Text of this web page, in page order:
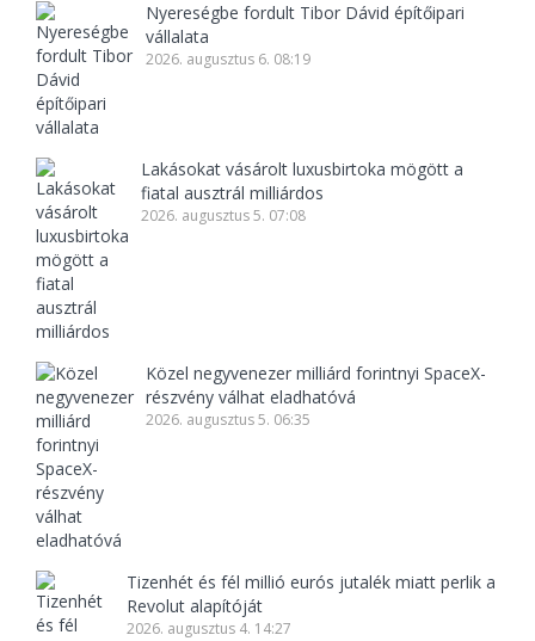
Nyereségbe fordult Tibor Dávid építőipari
vállalata
2026. augusztus 6. 08:19
Lakásokat vásárolt luxusbirtoka mögött a
fiatal ausztrál milliárdos
2026. augusztus 5. 07:08
Közel negyvenezer milliárd forintnyi SpaceX-
részvény válhat eladhatóvá
2026. augusztus 5. 06:35
Tizenhét és fél millió eurós jutalék miatt perlik a
Revolut alapítóját
2026. augusztus 4. 14:27